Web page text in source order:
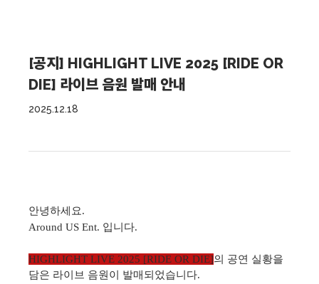
[공지] HIGHLIGHT LIVE 2025 [RIDE OR
DIE] 라이브 음원 발매 안내
2025.12.18
안녕하세요.
Around US Ent. 입니다.
HIGHLIGHT LIVE 2025 [RIDE OR DIE]의 공연 실황을
담은 라이브 음원이 발매되었습니다.